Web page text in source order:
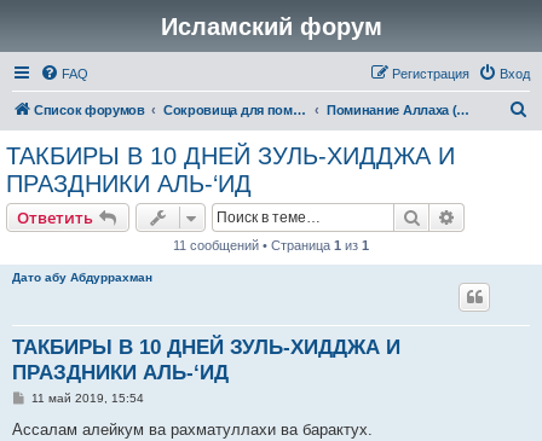
Исламский форум
FAQ Вход
Регистрация
Список форумов Сокровища для поминающих Аллаха (зикр, ду'а) Поминание Аллаха (зикр)
ТАКБИРЫ В 10 ДНЕЙ ЗУЛЬ-ХИДДЖА И
ПРАЗДНИКИ АЛЬ-‘ИД
Ответить Поиск
11 сообщений • Страница 1 из 1
Дато абу Абдуррахман
ТАКБИРЫ В 10 ДНЕЙ ЗУЛЬ-ХИДДЖА И
ПРАЗДНИКИ АЛЬ-‘ИД
С
о
11 май 2019, 15:54
Ассалам алейкум ва рахматуллахи ва барактух.